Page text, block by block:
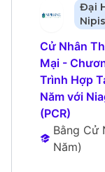
Đại
Cử Nhân
Mại -
Trình Hợp
Năm với
(PCR)
Bằng Cử
Năm)